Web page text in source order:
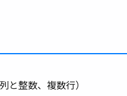
と整数、複数行）